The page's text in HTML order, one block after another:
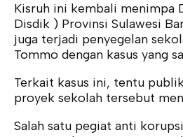
Kisruh ini kembali menimpa
Disdik ) Provinsi Sulawesi
juga terjadi penyegelan
Tommo dengan kasus yang
Terkait kasus ini, tentu
proyek sekolah tersebut
Salah satu pegiat anti